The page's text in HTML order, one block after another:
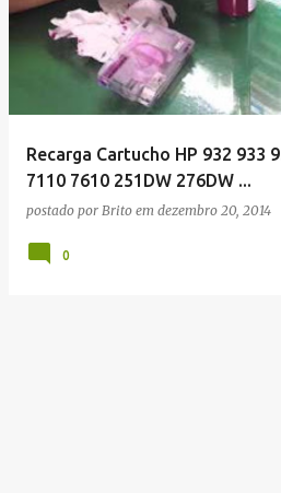
Recarga Cartucho HP 932 933
7110 7610 251DW 276DW ...
postado por Brito em dezembro 20, 2014
0